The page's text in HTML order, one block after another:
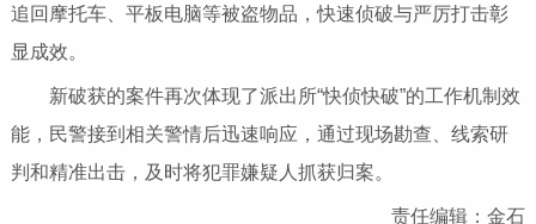
追回摩托车、平板电脑等被盗物品，快速侦破与严厉打击彰
显成效。
新破获的案件再次体现了派出所“快侦快破”的工作机制效
能，民警接到相关警情后迅速响应，通过现场勘查、线索研
判和精准出击，及时将犯罪嫌疑人抓获归案。
责任编辑：金石